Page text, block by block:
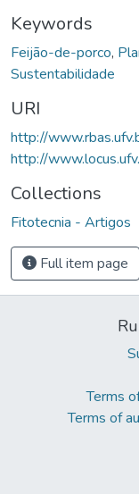
Keywords
Feijão-de-porco,
Sustentabilidade
URI
http://
http://
Collections
Fitotecnia - Artigos
Full item page
Terms
Terms of